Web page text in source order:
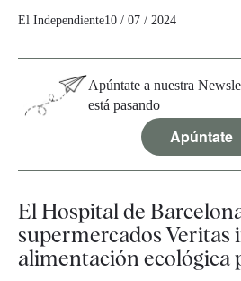
El Independiente10 / 07 / 2024
Apúntate a nuestra
está pasando
Apúntate
El Hospital de
supermercados Veritas
alimentación ecológica